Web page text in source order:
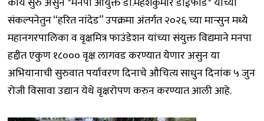
संकल्पनेतुन “हरित नांदेड” उपक्रमा अंतर्गत २०२६ च्या मान्सुन मध्ये
महानगरपालिका व वृक्षमित्र फाउंडेशन यांच्या संयुक्त विद्यमाने मनपा
हद्दीत एकुण १८००० वृक्ष लागवड करण्यात येणार असुन या
अभियानाची सुरुवात पर्यावरण दिनाचे औचित्य साधुन दिनांक ५ जुन
रोजी विसावा उद्यान येथे वृक्षरोपण करुन करण्यात आली आहे.